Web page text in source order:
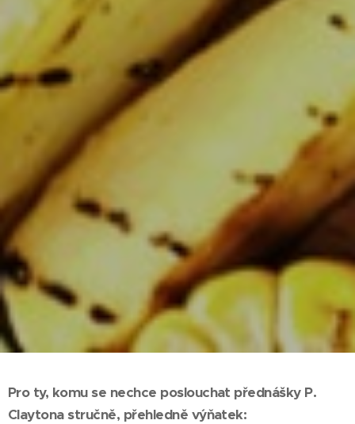
Pro ty, komu se nechce poslouchat přednášky P.
Claytona stručně, přehledně výňatek: